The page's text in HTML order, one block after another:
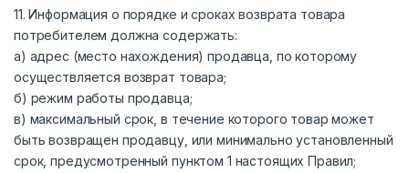
11. Информация о порядке и сроках возврата товара
потребителем должна содержать:
а) адрес (место нахождения) продавца, по которому
осуществляется возврат товара;
б) режим работы продавца;
в) максимальный срок, в течение которого товар может
быть возвращен продавцу, или минимально установленный
срок, предусмотренный пунктом 1 настоящих Правил;